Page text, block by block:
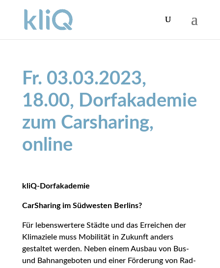
Fr. 03.03.2023,
18.00, Dorfakademie
zum Carsharing,
online
kliQ-Dorfakademie
CarSharing im Südwesten Berlins?
Für lebenswertere Städte und das Erreichen der
Klimaziele muss Mobilität in Zukunft anders
gestaltet werden. Neben einem Ausbau von Bus-
und Bahnangeboten und einer Förderung von Rad-